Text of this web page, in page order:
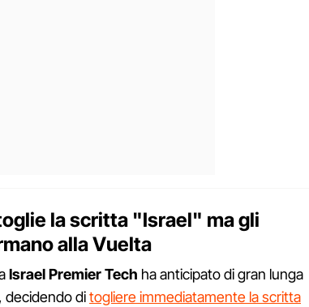
la scritta "Israel" ma gli
alla Vuelta
Israel Premier Tech ha anticipato di gran lunga
decidendo ditogliere immediatamente la scritta